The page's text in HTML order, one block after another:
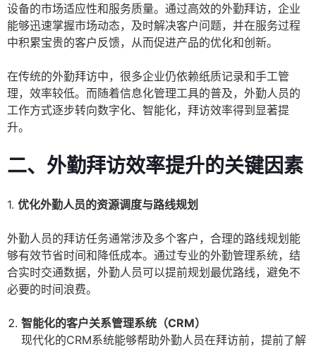
设备的市场适应性和服务质量。通过高效的外勤拜访，企业
能够迅速掌握市场动态，及时解决客户问题，并在服务过程
中积累宝贵的客户反馈，从而促进产品的优化和创新。
在传统的外勤拜访中，很多企业仍依赖纸质记录和手工管
理，效率较低。而随着信息化管理工具的普及，外勤人员的
工作方式逐步转向数字化、智能化，拜访效率得到显著提
升。
二、外勤拜访效率提升的关键因素
1. 优化外勤人员的资源调度与路线规划
外勤人员的拜访任务通常涉及多个客户，合理的路线规划能
够有效节省时间和降低成本。通过专业的外勤管理系统，结
合实时交通数据，外勤人员可以提前规划最优路线，避免不
必要的时间浪费。
智能化的客户关系管理系统（CRM）
现代化的CRM系统能够帮助外勤人员在拜访前，提前了解